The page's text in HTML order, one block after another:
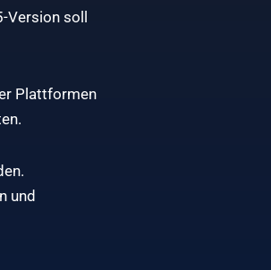
Version soll
Plattformen
und